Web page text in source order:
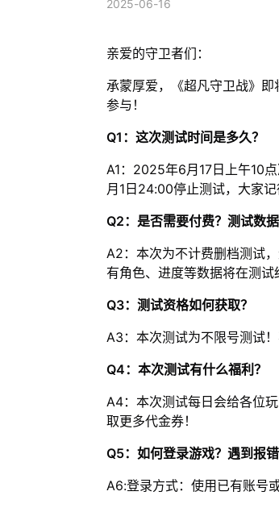
2025-06-16
亲爱的守卫者们：
承蒙厚爱，《超凡守卫战》
参与！
Q1：这次测试时间是多久？
A1：2025年6月17日上午10
月1日24:00停止测试，大家
Q2：是否需要付费？测试数据
A2：本次为不计费删档测试
有角色、进度等数据将在测试
Q3：测试资格如何获取？
A3：本次测试为不限号测试
Q4：本次测试有什么福利？
A4：本次测试每日会给各位
取更多代金券！
Q5：如何登录游戏？遇到报
A6:登录方式：使用已有账号